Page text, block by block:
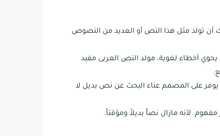
تولد مثل هذا النص أو العديد من النصوص
يحوي أخطاء لغوية، مولد النص العربى مفيد
على المصمم عناء البحث عن نص بديل لا
لأنه مازال نصاً بديلاً ومؤقتاً.